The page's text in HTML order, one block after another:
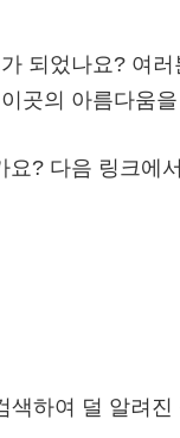
되었나요? 여러
곳의 아름다움
? 다음 링크에
하여 덜 알려진